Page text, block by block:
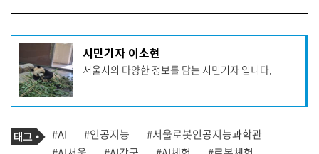
기
사
작
성
자
프
필
시민기자 이소현
서울시의 다양한 정보를 담는 시민기자 입니다.
기
사
관
태
그
#AI #인공지능
#서울로봇인공지능과학관